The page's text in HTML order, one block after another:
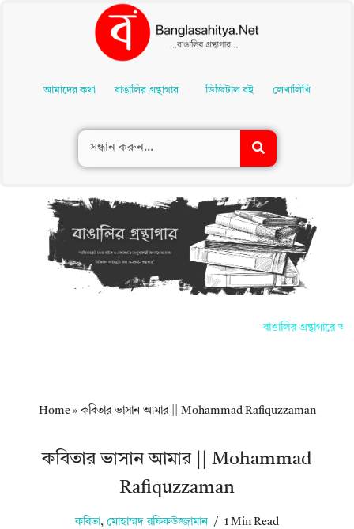
Contentআমাদের কথা বাঙালির গ্রন্থাগার ডিজিটাল বই লেখালিখি
বাঙালির গ্রন্থাগারে
Home»কবিতার ভাসান আমার || Mohammad Rafiquzzaman
কবিতার ভাসান আমার || Mohammad
Rafiquzzaman
কবিতা, মোহাম্মদ রফিকউজ্জামান 1 Min Read